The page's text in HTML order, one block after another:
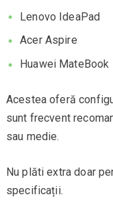
Lenovo IdeaPad
Acer Aspire
Huawei MateBook
Acestea oferă
sunt frecvent
sau medie.
Nu plăti extra doar
specificații.